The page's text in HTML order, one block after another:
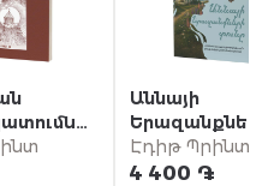
Աննայի
Երազանքների
տունը {5} /
«Աննան
Էդիթ Պրինտ
4 400 ֏